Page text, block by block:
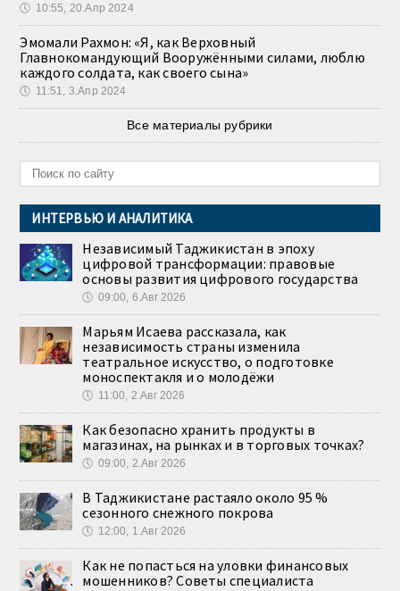
🕔 10:55, 20.Апр 2024
Эмомали Рахмон: «Я, как Верховный
Главнокомандующий Вооружёнными силами, люблю
каждого солдата, как своего сына»
🕔 11:51, 3.Апр 2024
Все материалы рубрики
ИНТЕРВЬЮ И АНАЛИТИКА
Независимый Таджикистан в эпоху
цифровой трансформации: правовые
основы развития цифрового государства
🕔 09:00, 6.Авг 2026
Марьям Исаева рассказала, как
независимость страны изменила
театральное искусство, о подготовке
моноспектакля и о молодёжи
🕔 11:00, 2.Авг 2026
Как безопасно хранить продукты в
магазинах, на рынках и в торговых точках?
🕔 09:00, 2.Авг 2026
В Таджикистане растаяло около 95 %
сезонного снежного покрова
🕔 12:00, 1.Авг 2026
Как не попасться на уловки финансовых
мошенников? Советы специалиста